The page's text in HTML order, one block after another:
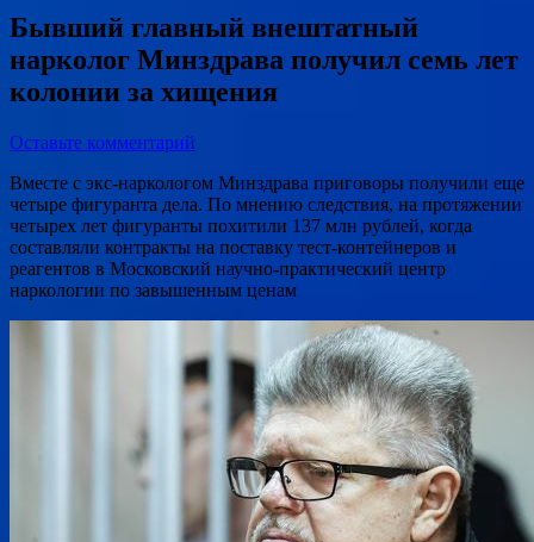
Бывший главный внештатный
нарколог Минздрава получил семь лет
колонии за хищения
Оставьте комментарий
Вместе с экс-наркологом Минздрава приговоры получили еще
четыре фигуранта дела. По мнению следствия, на протяжении
четырех лет фигуранты похитили 137 млн рублей, когда
составляли контракты на поставку тест-контейнеров и
реагентов в Московский научно-практический центр
наркологии по завышенным ценам